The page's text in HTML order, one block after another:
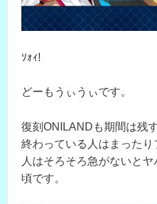
ｿｫｨ!
どーもうぃうぃです。
復刻ONILANDも期間は残
終わっている人はまった
人はそろそろ急がないと
頃です。